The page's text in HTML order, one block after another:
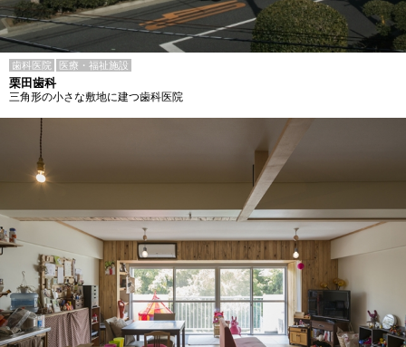
歯科医院 医療・福祉施設
栗田歯科
三角形の小さな敷地に建つ歯科医院